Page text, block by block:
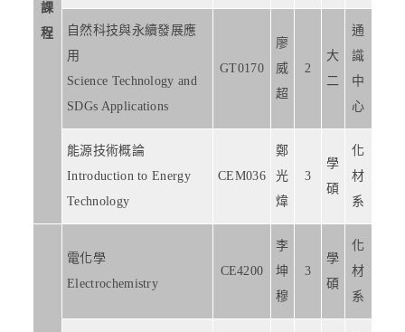
課
程
自然科技與永續發展應
用
Science Technology and
SDGs Applications
GT0170
廖
威
超
2
大
二
通
識
中
心
能源技術概論
Introduction to Energy
Technology
CEM036
鄭
光
煒
3
學
碩
化
材
系
電化學
Electrochemistry
CE4200
李
坤
穆
3
學
碩
化
材
系